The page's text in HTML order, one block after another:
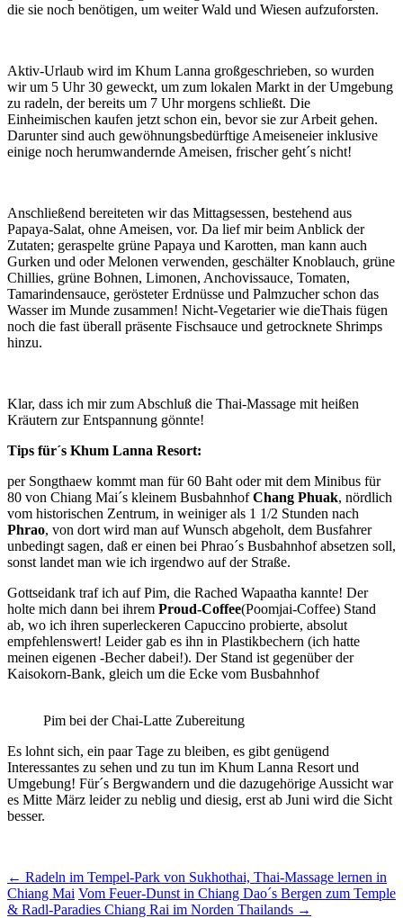
die sie noch benötigen, um weiter Wald und Wiesen aufzuforsten.
Aktiv-Urlaub wird im Khum Lanna großgeschrieben, so wurden
wir um 5 Uhr 30 geweckt, um zum lokalen Markt in der Umgebung
zu radeln, der bereits um 7 Uhr morgens schließt. Die
Einheimischen kaufen jetzt schon ein, bevor sie zur Arbeit gehen.
Darunter sind auch gewöhnungsbedürftige Ameiseneier inklusive
einige noch herumwandernde Ameisen, frischer geht´s nicht!
Anschließend bereiteten wir das Mittagsessen, bestehend aus
Papaya-Salat, ohne Ameisen, vor. Da lief mir beim Anblick der
Zutaten; geraspelte grüne Papaya und Karotten, man kann auch
Gurken und oder Melonen verwenden, geschälter Knoblauch, grüne
Chillies, grüne Bohnen, Limonen, Anchovissauce, Tomaten,
Tamarindensauce, gerösteter Erdnüsse und Palmzucher schon das
Wasser im Munde zusammen! Nicht-Vegetarier wie dieThais fügen
noch die fast überall präsente Fischsauce und getrocknete Shrimps
hinzu.
Klar, dass ich mir zum Abschluß die Thai-Massage mit heißen
Kräutern zur Entspannung gönnte!
Tips für´s Khum Lanna Resort:
per Songthaew kommt man für 60 Baht oder mit dem Minibus für
80 von Chiang Mai´s kleinem BusbahnhofChang Phuak, nördlich
vom historischen Zentrum, in weiniger als 1 1/2 Stunden nach
Phrao, von dort wird man auf Wunsch abgeholt, dem Busfahrer
unbedingt sagen, daß er einen bei Phrao´s Busbahnhof absetzen soll,
sonst landet man wie ich irgendwo auf der Straße.
Gottseidank traf ich auf Pim, die Rached Wapaatha kannte! Der
holte mich dann bei ihrem Proud-Coffee(Poomjai-Coffee) Stand
ab, wo ich ihren superleckeren Capuccino probierte, absolut
empfehlenswert! Leider gab es ihn in Plastikbechern (ich hatte
meinen eigenen -Becher dabei!). Der Stand ist gegenüber der
Kaisokorn-Bank, gleich um die Ecke vom Busbahnhof
Pim bei der Chai-Latte Zubereitung
Es lohnt sich, ein paar Tage zu bleiben, es gibt genügend
Interessantes zu sehen und zu tun im Khum Lanna Resort und
Umgebung! Für´s Bergwandern und die dazugehörige Aussicht war
es Mitte März leider zu neblig und diesig, erst ab Juni wird die Sicht
besser.
Beitrags-
Navigation
← Radeln im Tempel-Park von Sukhothai, Thai-Massage lernen in
Chiang Mai Vom Feuer-Dunst in Chiang Dao´s Bergen zum Temple
& Radl-Paradies Chiang Rai im Norden Thailands →